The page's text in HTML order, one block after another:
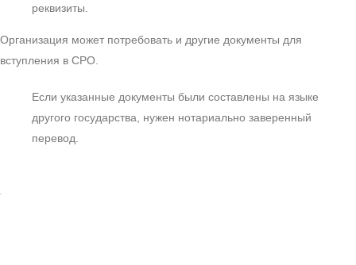
реквизиты.
Организация может потребовать и другие документы для
вступления в СРО.
Если указанные документы были составлены на языке
другого государства, нужен нотариально заверенный
перевод.